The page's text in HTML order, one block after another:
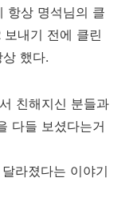
항상 명석님의 클
내기 전에 클린
했다.
친해지신 분들과
다들 보셨다는거
라졌다는 이야기